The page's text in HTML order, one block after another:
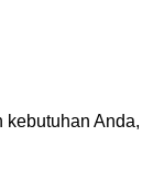
kebutuhan Anda,